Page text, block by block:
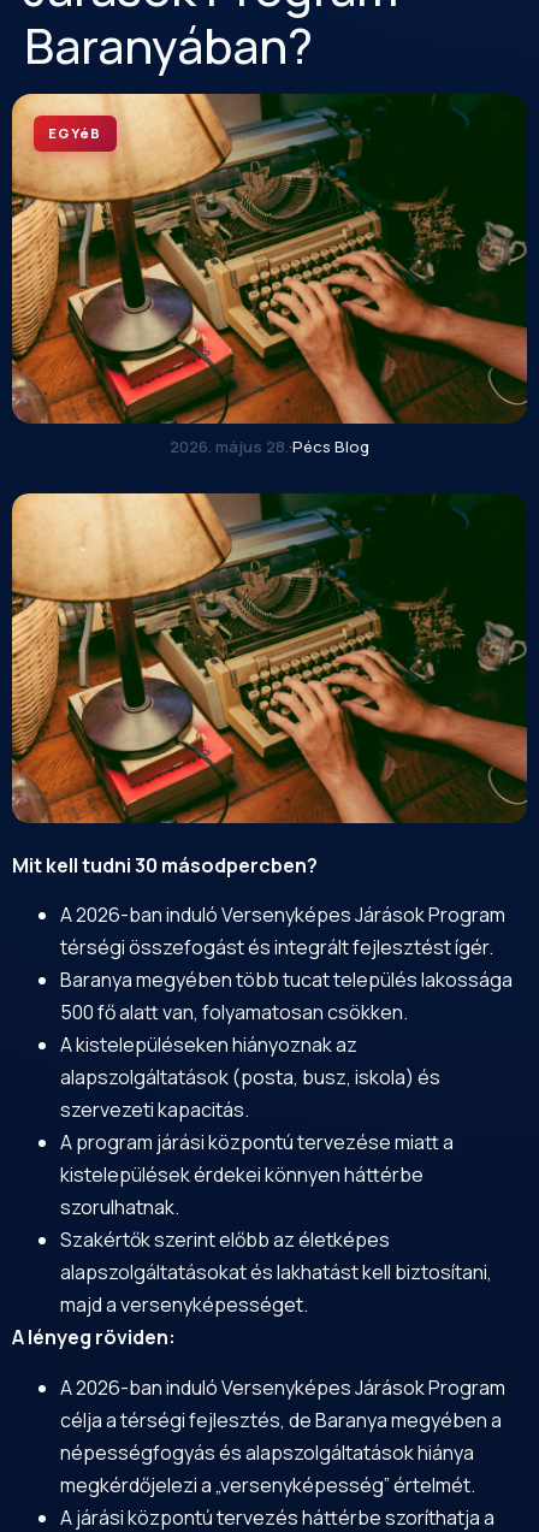
Baranyában?
EGYéB
2026. május 28.·Pécs Blog
Mit kell tudni 30 másodpercben?
A 2026-ban induló Versenyképes Járások Program
térségi összefogást és integrált fejlesztést ígér.
Baranya megyében több tucat település lakossága
500 fő alatt van, folyamatosan csökken.
A kistelepüléseken hiányoznak az
alapszolgáltatások (posta, busz, iskola) és
szervezeti kapacitás.
A program járási központú tervezése miatt a
kistelepülések érdekei könnyen háttérbe
szorulhatnak.
Szakértők szerint előbb az életképes
alapszolgáltatásokat és lakhatást kell biztosítani,
majd a versenyképességet.
A lényeg röviden:
A 2026-ban induló Versenyképes Járások Program
célja a térségi fejlesztés, deBaranyamegyében a
népességfogyás és alapszolgáltatások hiánya
megkérdőjelezi a „versenyképesség” értelmét.
A járási központú tervezés háttérbe szoríthatja a